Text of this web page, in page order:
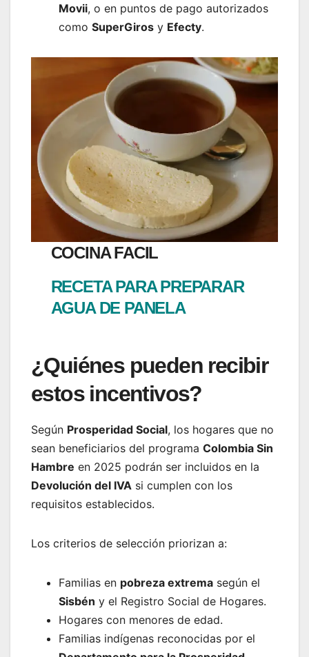
Movii, o en puntos de pago autorizados
como SuperGiros y Efecty.
COCINA FACIL
RECETA PARA PREPARAR
AGUA DE PANELA
¿Quiénes pueden recibir
estos incentivos?
Según Prosperidad Social, los hogares que no
sean beneficiarios del programa Colombia Sin
Hambre en 2025 podrán ser incluidos en la
Devolución del IVA si cumplen con los
requisitos establecidos.
Los criterios de selección priorizan a:
Familias en pobreza extrema según el
Sisbén y el Registro Social de Hogares.
Hogares con menores de edad.
Familias indígenas reconocidas por el